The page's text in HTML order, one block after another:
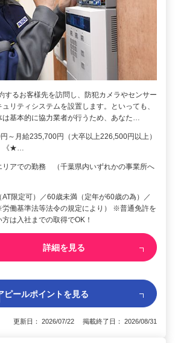
するお客様先を訪問し、防犯カメラやセンサー
ュリティシステムを設置します。といっても、
は基本的に協力業者が行うため、あなた…
～月給235,700円（大卒以上226,500円以上）
《★…
リアでの勤務 （千葉県内いずれかの事業所へ
限定可）／60歳未満（定年が60歳の為）／
働基準法等法令の規定により） ※普通免許を
は入社までの取得でOK！
詳細を見る
ピールポイントを見る
更新日： 2026/07/22 掲載終了日： 2026/08/31